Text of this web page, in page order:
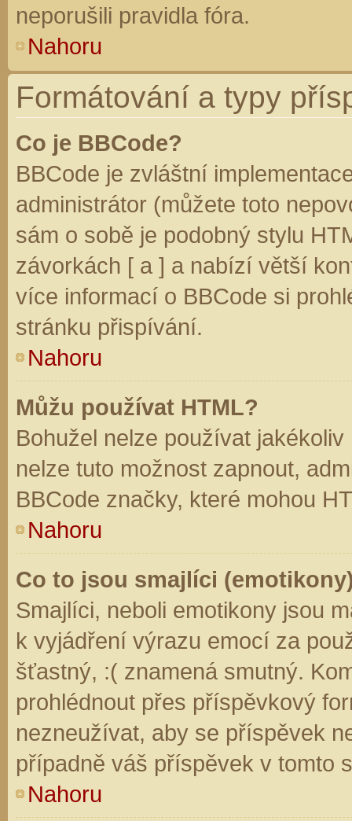
neporušili pravidla fóra.
Nahoru
Formátování a typy
Co je BBCode?
BBCode je zvláštní
administrátor (můžete toto
sám o sobě je podobný stylu
závorkách [ a ] a nabízí větší
více informací o BBCode si
stránku přispívání.
Nahoru
Můžu používat HTML?
Bohužel nelze používat
nelze tuto možnost zapnout,
BBCode značky, které mohou
Nahoru
Co to jsou smajlíci
Smajlíci, neboli emotikony jsou
k vyjádření výrazu emocí za
šťastný, :( znamená smutný.
prohlédnout přes příspěvkový
nezneužívat, aby se příspěvek
případně váš příspěvek v tomto
Nahoru